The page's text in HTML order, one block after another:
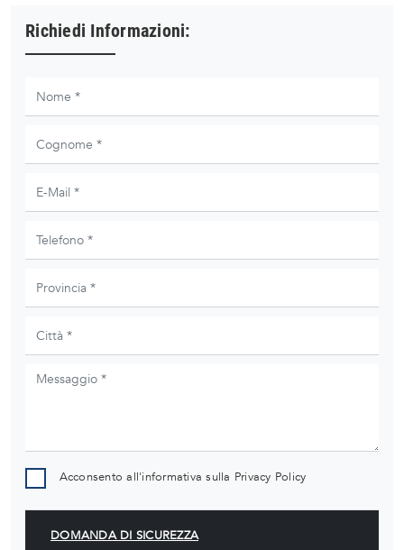
Richiedi Informazioni:
Acconsento all'informativa sulla Privacy Policy
DOMANDA DI SICUREZZA